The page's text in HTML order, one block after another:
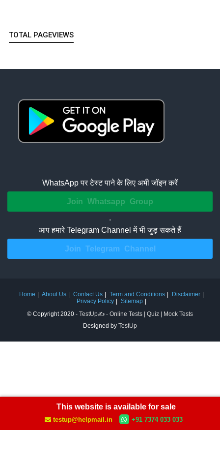
This website is available for sale
testup@helpmail.in +91 7374 033 033
TOTAL PAGEVIEWS
WhatsApp पर टेस्ट पाने के लिए अभी जॉइन करें
Join Whatsapp Group
.
आप हमारे Telegram Channel में भी जुड़ सकते हैं
Join Telegram Channel
Home About Us Contact Us Term and Conditions
Disclaimer
Privacy Policy
Sitemap
© Copyright 2020 - TestUp✍️ - Online Tests | Quiz | Mock Tests
Designed by TestUp